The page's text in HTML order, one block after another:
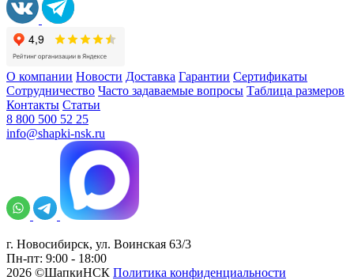
О компании Новости Доставка Гарантии Сертификаты
Сотрудничество Часто задаваемые вопросы Таблица размеров
Контакты Статьи
8 800 500 52 25
info@shapki-nsk.ru
г. Новосибирск, ул. Воинская 63/3
Пн-пт: 9:00 - 18:00
2026 ©ШапкиНСК Политика конфиденциальности